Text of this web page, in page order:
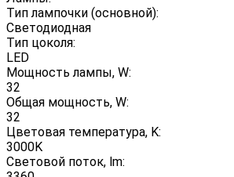
Тип лампочки (основной):
Светодиодная
Тип цоколя:
LED
Мощность лампы, W:
32
Общая мощность, W:
32
Цветовая температура, K:
3000K
Световой поток, lm: